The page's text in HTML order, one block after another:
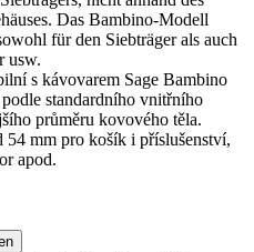
Das Bambino-Modell
für den Siebträger als auch
usw.
s kávovarem Sage Bambino
standardního vnitřního
průměru kovového těla.
mm pro košík i příslušenství,
apod.